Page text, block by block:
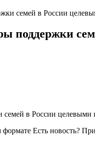
семей в России
поддержки
формате Есть новость?